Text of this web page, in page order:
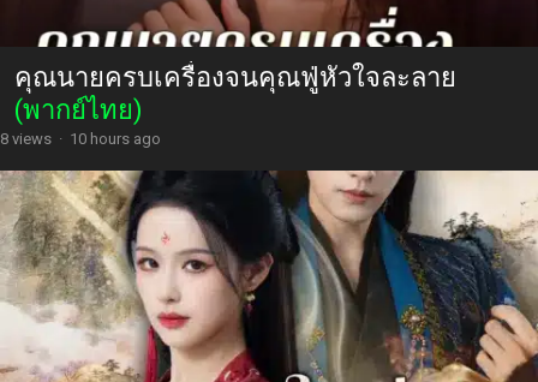
คุณนายครบเครื่องจนคุณฟู่หัวใจละลาย
(พากย์ไทย)
8 views · 10 hours ago